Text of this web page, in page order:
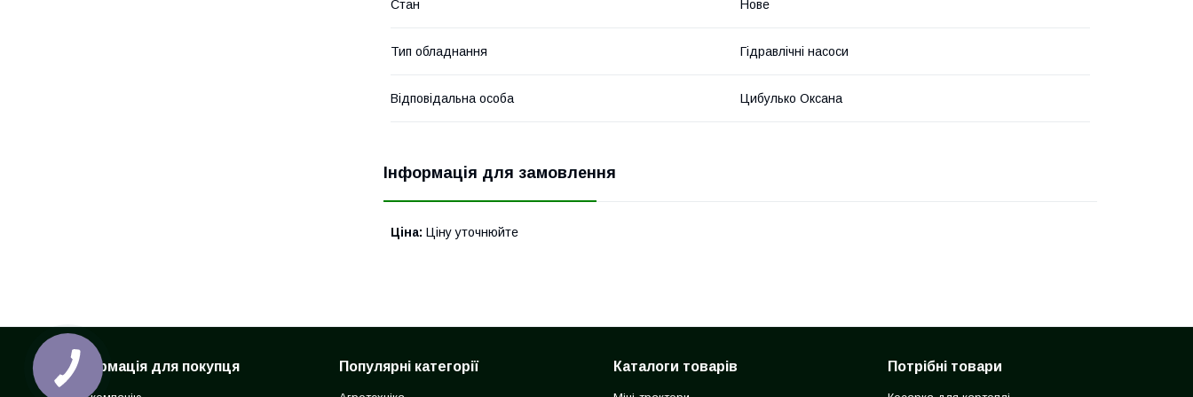
Стан Нове
Тип обладнання Гідравлічні насоси
Відповідальна особа Цибулько Оксана
Інформація для замовлення
Ціна: Ціну уточнюйте
Інформація для покупця Популярні категорії Каталоги товарів Потрібні товари